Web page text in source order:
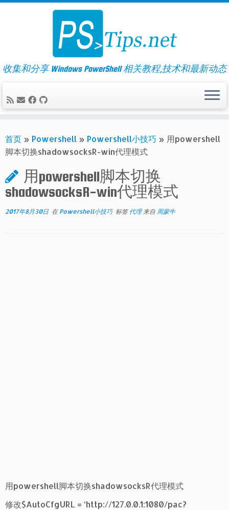
Skip
收集和分享 Windows PowerShell 相关教程,技术和最新动态
首页 » Powershell » Powershell小技巧 » 用powershell
脚本切换shadowsocksR-win代理模式
用powershell脚本切换
shadowsocksR-win代理模式
2017年8月30日 在 Powershell小技巧 标签代理 来自 周蒙牛
用powershell脚本切换shadowsocksR代理模式
修改$AutoCfgURL = ‘http://127.0.0.1:1080/pac?